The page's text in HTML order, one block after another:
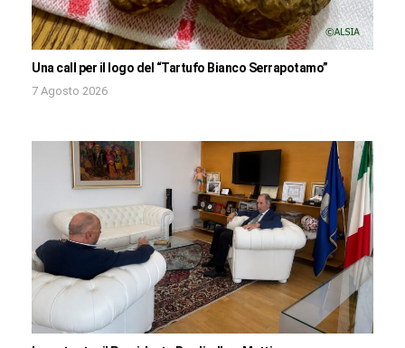
Una call per il logo del “Tartufo Bianco Serrapotamo”
7 Agosto 2026